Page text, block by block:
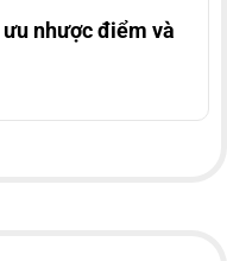
nhược điểm và